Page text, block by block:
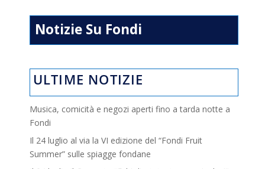
Notizie Su Fondi
ULTIME NOTIZIE
Musica, comicità e negozi aperti fino a tarda notte a
Fondi
Il 24 luglio al via la VI edizione del “Fondi Fruit
Summer” sulle spiagge fondane